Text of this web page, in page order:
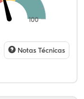
100
Notas Técnicas